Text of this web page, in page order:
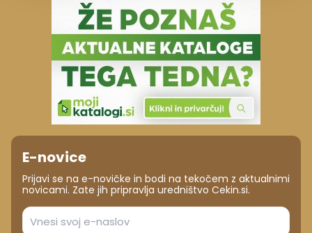
E-novice
Prijavi se na e-novičke in bodi na tekočem z aktualnimi
novicami. Zate jih pripravlja uredništvo Cekin.si.